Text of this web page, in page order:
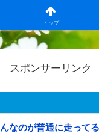
トップ
ュース録
スポンサーリンク
なのが普通に走って